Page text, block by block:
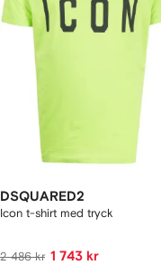
DSQUARED2
Icon t-shirt med tryck
2 486 kr 1 743 kr